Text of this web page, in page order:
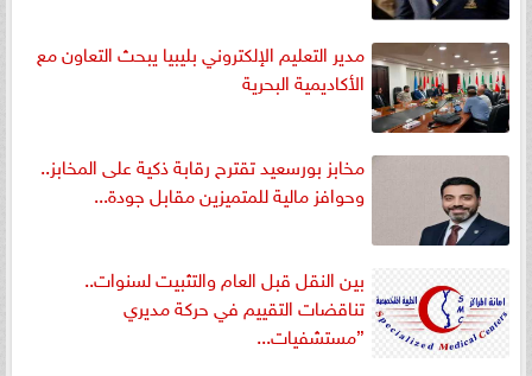
مدير التعليم الإلكتروني بليبيا يبحث التعاون مع
الأكاديمية البحرية
مخابز بورسعيد تقترح رقابة ذكية على المخابز..
وحوافز مالية للمتميزين مقابل جودة...
بين النقل قبل العام والتثبيت لسنوات..
تناقضات التقييم في حركة مديري
”مستشفيات...